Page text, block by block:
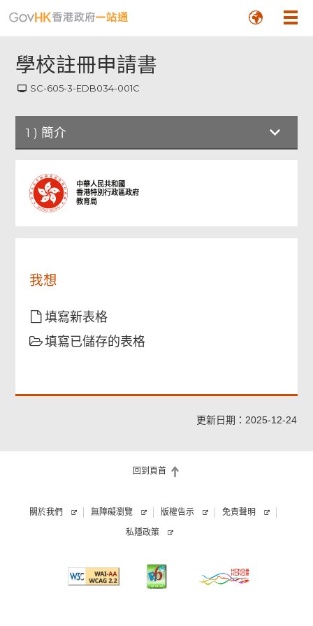
學校註冊申請書
SC-605-3-EDB034-001C
1 ) 簡介
簡介
申請人資料
擬註冊校監
擬聘用註冊的教師
附件 學校收取學費申請表
簽署
中華人民共和國
香港特別行政區政府
教育局
我想
填寫新表格
填寫已儲存的表格
更新日期：2025-12-24
回到頁首
菜
關於我們 無障礙瀏覽 版權告示 免責聲明
私隱政策